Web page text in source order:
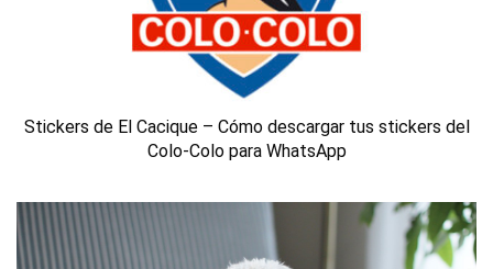
Stickers de El Cacique – Cómo descargar tus stickers del
Colo-Colo para WhatsApp